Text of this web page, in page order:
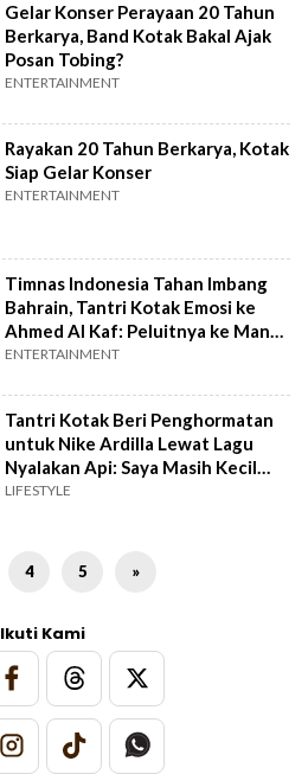
Gelar Konser Perayaan 20 Tahun
Berkarya, Band Kotak Bakal Ajak
Posan Tobing?
ENTERTAINMENT
Rayakan 20 Tahun Berkarya, Kotak
Siap Gelar Konser
ENTERTAINMENT
Timnas Indonesia Tahan Imbang
Bahrain, Tantri Kotak Emosi ke
Ahmed Al Kaf: Peluitnya ke Mana
Sit!
ENTERTAINMENT
Tantri Kotak Beri Penghormatan
untuk Nike Ardilla Lewat Lagu
Nyalakan Api: Saya Masih Kecil
Saat Beliau di Puncak!
LIFESTYLE
4 5 »
Ikuti Kami